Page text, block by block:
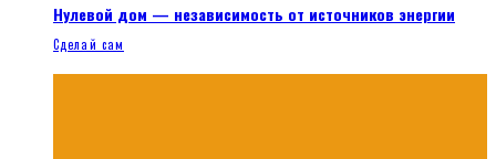
Нулевой дом — независимость от источников энергии
Сделай сам